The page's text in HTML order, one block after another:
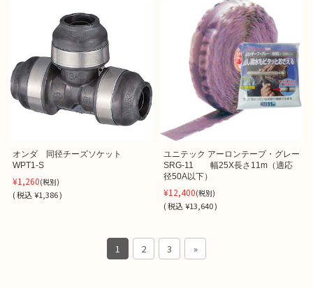
オンダ 同径チーズソケット
WPT1-S
¥1,260(税別)
(税込¥1,386 )
ユニテック アーロンテープ・グレー
SRG-11 幅25X長さ11m（適応
径50A以下）
¥12,400(税別)
(税込 ¥13,640 )
1 2 3 »